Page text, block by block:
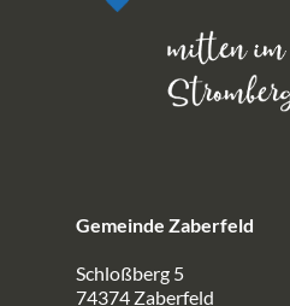
Gemeinde Zaberfeld
Schloßberg 5
74374 Zaberfeld